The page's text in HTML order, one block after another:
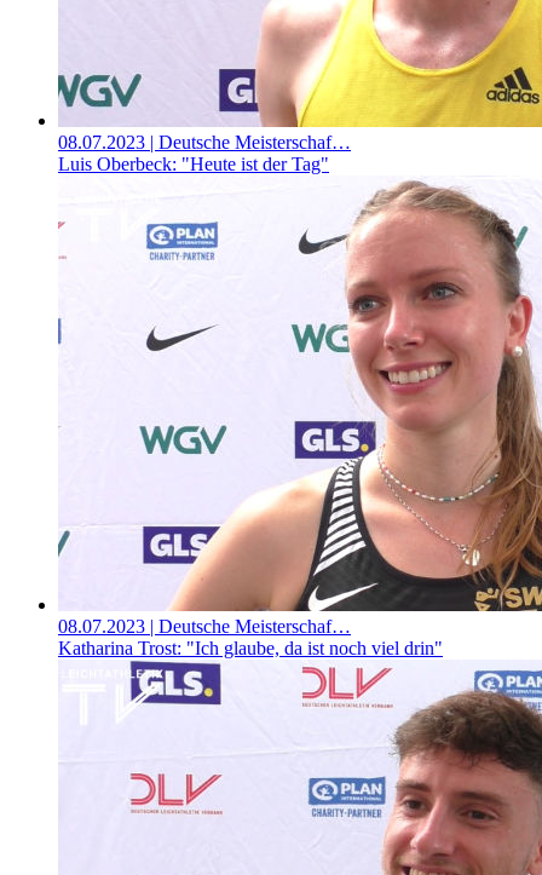
08.07.2023 | Deutsche Meisterschaf…
Luis Oberbeck: "Heute ist der Tag"
08.07.2023 | Deutsche Meisterschaf…
Katharina Trost: "Ich glaube, da ist noch viel drin"